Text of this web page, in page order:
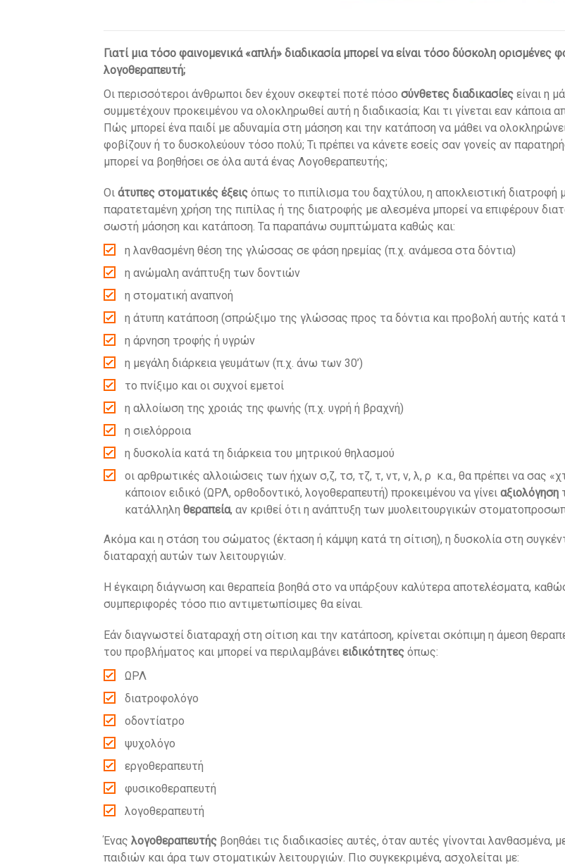
Γιατί μια τόσο φαινομενικά «απλή» διαδικασία μπορεί να είναι τόσο δύσκολη ορισμένες
λογοθεραπευτή;
Οι περισσότεροι άνθρωποι δεν έχουν σκεφτεί ποτέ πόσο σύνθετες διαδικασίες είναι η
συμμετέχουν προκειμένου να ολοκληρωθεί αυτή η διαδικασία; Και τι γίνεται εαν κάποια
Πώς μπορεί ένα παιδί με αδυναμία στη μάσηση και την κατάποση να μάθει να
φοβίζουν ή το δυσκολεύουν τόσο πολύ; Τι πρέπει να κάνετε εσείς σαν γονείς αν
μπορεί να βοηθήσει σε όλα αυτά ένας Λογοθεραπευτής;
Οι άτυπες στοματικές έξεις όπως το πιπίλισμα του δαχτύλου, η αποκλειστική διατροφή
παρατεταμένη χρήση της πιπίλας ή της διατροφής με αλεσμένα μπορεί να επιφέρουν
σωστή μάσηση και κατάποση. Τα παραπάνω συμπτώματα καθώς και:
η λανθασμένη θέση της γλώσσας σε φάση ηρεμίας (π.χ. ανάμεσα στα δόντια)
η ανώμαλη ανάπτυξη των δοντιών
η στοματική αναπνοή
η άτυπη κατάποση (σπρώξιμο της γλώσσας προς τα δόντια και προβολή αυτής κατά
η άρνηση τροφής ή υγρών
η μεγάλη διάρκεια γευμάτων (π.χ. άνω των 30’)
το πνίξιμο και οι συχνοί εμετοί
η αλλοίωση της χροιάς της φωνής (π.χ. υγρή ή βραχνή)
η σιελόρροια
η δυσκολία κατά τη διάρκεια του μητρικού θηλασμού
οι αρθρωτικές αλλοιώσεις των ήχων σ,ζ, τσ, τζ, τ, ντ, ν, λ, ρ κ.α., θα πρέπει να σας
κάποιον ειδικό (ΩΡΛ, ορθοδοντικό, λογοθεραπευτή) προκειμένου να γίνει αξιολόγηση
κατάλληλη θεραπεία, αν κριθεί ότι η ανάπτυξη των μυολειτουργικών
Ακόμα και η στάση του σώματος (έκταση ή κάμψη κατά τη σίτιση), η δυσκολία στη
διαταραχή αυτών των λειτουργιών.
Η έγκαιρη διάγνωση και θεραπεία βοηθά στο να υπάρξουν καλύτερα αποτελέσματα,
συμπεριφορές τόσο πιο αντιμετωπίσιμες θα είναι.
Εάν διαγνωστεί διαταραχή στη σίτιση και την κατάποση, κρίνεται σκόπιμη η άμεση
του προβλήματος και μπορεί να περιλαμβάνει ειδικότητες όπως:
ΩΡΛ
διατροφολόγο
οδοντίατρο
ψυχολόγο
εργοθεραπευτή
φυσικοθεραπευτή
λογοθεραπευτή
Ένας λογοθεραπευτής βοηθάει τις διαδικασίες αυτές, όταν αυτές γίνονται
παιδιών και άρα των στοματικών λειτουργιών. Πιο συγκεκριμένα, ασχολείται με: